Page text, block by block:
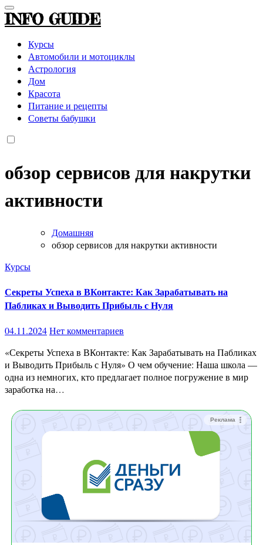
INFO GUIDE
Курсы
Автомобили и мотоциклы
Астрология
Дом
Красота
Питание и рецепты
Советы бабушки
обзор сервисов для накрутки
активности
Домашняя
обзор сервисов для накрутки активности
Курсы
Секреты Успеха в ВКонтакте: Как Зарабатывать на
Пабликах и Выводить Прибыль с Нуля
04.11.2024Нет комментариев
«Секреты Успеха в ВКонтакте: Как Зарабатывать на Пабликах
и Выводить Прибыль с Нуля» О чем обучение: Наша школа —
одна из немногих, кто предлагает полное погружение в мир
заработка на…
Реклама